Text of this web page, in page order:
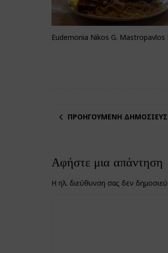
Eudemonia Nikos G.
ΠΡΟΗΓΟΎΜΕΝΗ
Αφήστε μια απάντηση
Η ηλ. διεύθυνση σας δεν